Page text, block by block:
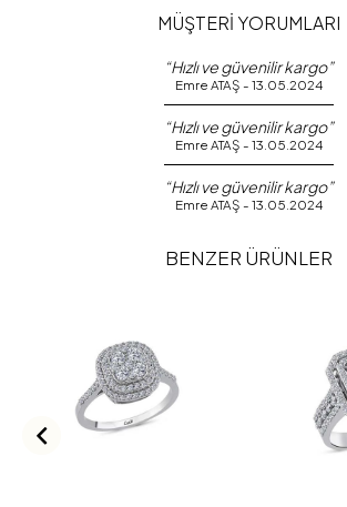
MÜŞTERİ YORUMLARI
“Hızlı ve güvenilir kargo”
Emre ATAŞ - 13.05.2024
“Hızlı ve güvenilir kargo”
Emre ATAŞ - 13.05.2024
“Hızlı ve güvenilir kargo”
Emre ATAŞ - 13.05.2024
BENZER ÜRÜNLER